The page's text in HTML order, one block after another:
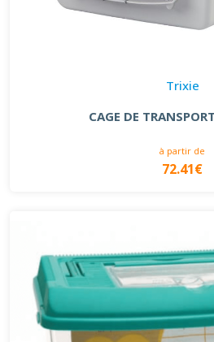
Trixie
CAGE DE
à partir de
72.41€